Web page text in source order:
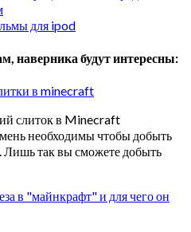
для ipod
наверника будут интересны:
в minecraft
слиток в Minecraft
необходимы чтобы добыть
так вы сможете добыть
в "майнкрафт" и для чего он